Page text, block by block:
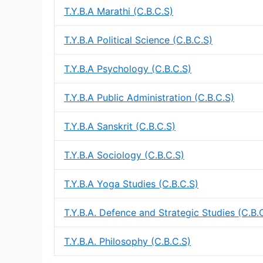
T.Y.B.A Marathi (C.B.C.S)
T.Y.B.A Political Science (C.B.C.S)
T.Y.B.A Psychology (C.B.C.S)
T.Y.B.A Public Administration (C.B.C.S)
T.Y.B.A Sanskrit (C.B.C.S)
T.Y.B.A Sociology (C.B.C.S)
T.Y.B.A Yoga Studies (C.B.C.S)
T.Y.B.A. Defence and Strategic Studies
T.Y.B.A. Philosophy (C.B.C.S)